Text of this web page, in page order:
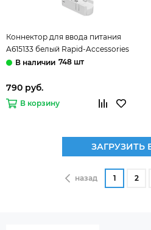
Коннектор для ввода питания
A615133 белый Rapid-Accessories
Arte Lamp
748 шт
790 руб.
В корзину
ЗАГРУЗИТЬ
назад 1 2